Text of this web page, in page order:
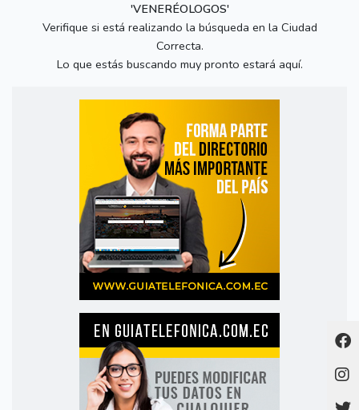
'VENERÉOLOGOS'
Verifique si está realizando la búsqueda en la Ciudad
Correcta.
Lo que estás buscando muy pronto estará aquí.